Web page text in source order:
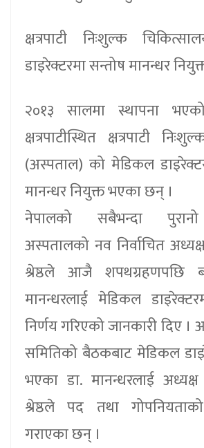
क्षत्रपाटी निःशुल्क
डाइरेक्टरमा सन्तोष मानन्धर
२०१३ सालमा स्थापना
क्षत्रपाटीस्थित क्षत्रपाटी
(अस्पताल) को मेडिकल
मानन्धर नियुक्त भएका छन् ।
नेपालको सबैभन्दा
अस्पतालको नव निर्वाचित
श्रेष्ठले आजै
मानन्धरलाई मेडिकल
निर्णय गरिएको जानकारी दिए
समितिको बैठकबाट मेडिकल
भएका डा. मानन्धरलाई
श्रेष्ठले पद तथा
गराएका छन् ।